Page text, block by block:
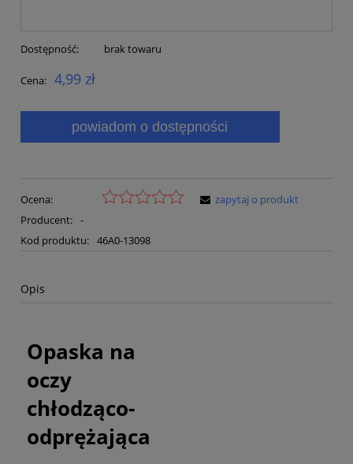
Dostępność: brak towaru
Cena: 4,99 zł
powiadom o dostępności
Ocena:
Producent: -
Kod produktu: 46A0-13098
zapytaj o produkt
Opis
Opaska na
oczy
chłodząco-
odprężająca